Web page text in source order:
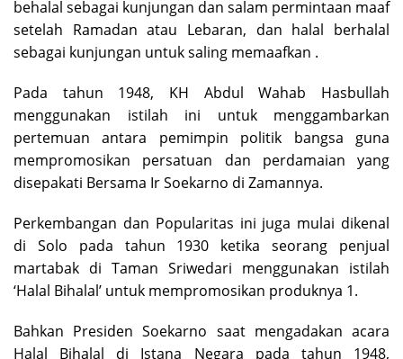
behalal sebagai kunjungan dan salam permintaan maaf
setelah Ramadan atau Lebaran, dan halal berhalal
sebagai kunjungan untuk saling memaafkan .
Pada tahun 1948, KH Abdul Wahab Hasbullah
menggunakan istilah ini untuk menggambarkan
pertemuan antara pemimpin politik bangsa guna
mempromosikan persatuan dan perdamaian yang
disepakati Bersama Ir Soekarno di Zamannya.
Perkembangan dan Popularitas ini juga mulai dikenal
di Solo pada tahun 1930 ketika seorang penjual
martabak di Taman Sriwedari menggunakan istilah
‘Halal Bihalal’ untuk mempromosikan produknya 1.
Bahkan Presiden Soekarno saat mengadakan acara
Halal Bihalal di Istana Negara pada tahun 1948,